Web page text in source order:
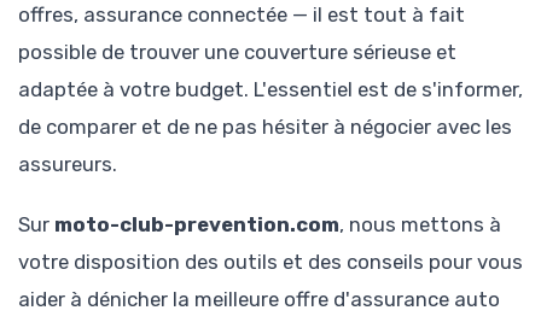
offres, assurance connectée — il est tout à fait
possible de trouver une couverture sérieuse et
adaptée à votre budget. L'essentiel est de s'informer,
de comparer et de ne pas hésiter à négocier avec les
assureurs.
Sur moto-club-prevention.com, nous mettons à
votre disposition des outils et des conseils pour vous
aider à dénicher la meilleure offre d'assurance auto